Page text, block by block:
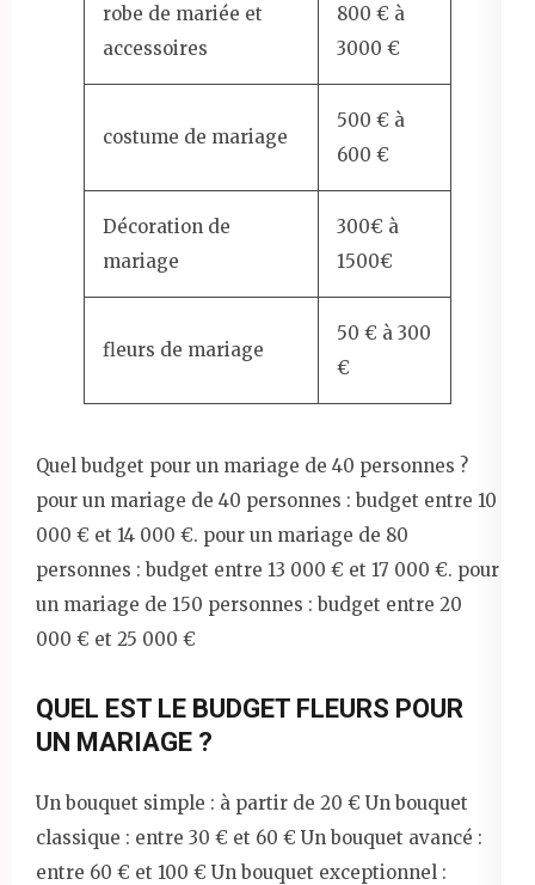
robe de mariée et
accessoires
800 € à
3000 €
costume de mariage
500 € à
600 €
Décoration de
mariage
300€ à
1500€
fleurs de mariage
50 € à 300
€
Quel budget pour un mariage de 40 personnes ?
pour un mariage de 40 personnes : budget entre 10
000 € et 14 000 €. pour un mariage de 80
personnes : budget entre 13 000 € et 17 000 €. pour
un mariage de 150 personnes : budget entre 20
000 € et 25 000 €
QUEL EST LE BUDGET FLEURS POUR
UN MARIAGE ?
Un bouquet simple : à partir de 20 € Un bouquet
classique : entre 30 € et 60 € Un bouquet avancé :
entre 60 € et 100 € Un bouquet exceptionnel :